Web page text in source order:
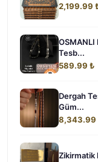
2,199.99
OSMANLI
Tesb...
589.99 ₺
Dergah
Güm...
8,343.99
Zikirmatik